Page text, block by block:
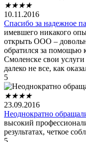
★★★★
10.11.2016
Спасибо за надежное
имевшего никакого
открыть ООО –
обратился за
Смоленске свои
далеко не все, как
5
★★★★
23.09.2016
Неоднократно
высокий
результатах, четкое